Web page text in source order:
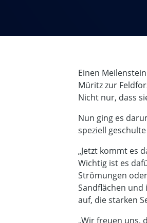
Einen
Müritz zur
Nicht nur, dass
Nun ging es
speziell
„Jetzt kommt es
Wichtig ist es
Strömungen
Sandflächen und
auf, die starken
„Wir freuen uns,